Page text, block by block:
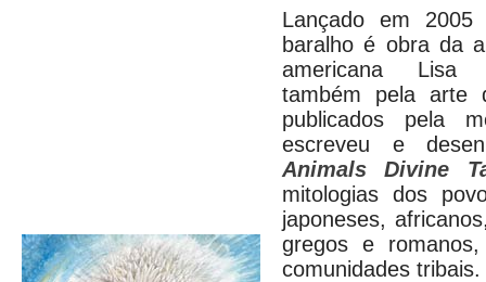
Lançado em 2005
baralho é obra da
americana Lisa
também pela arte
publicados pela
escreveu e
Animals Divine
mitologias dos
japoneses,
gregos e
comunidades tribais.